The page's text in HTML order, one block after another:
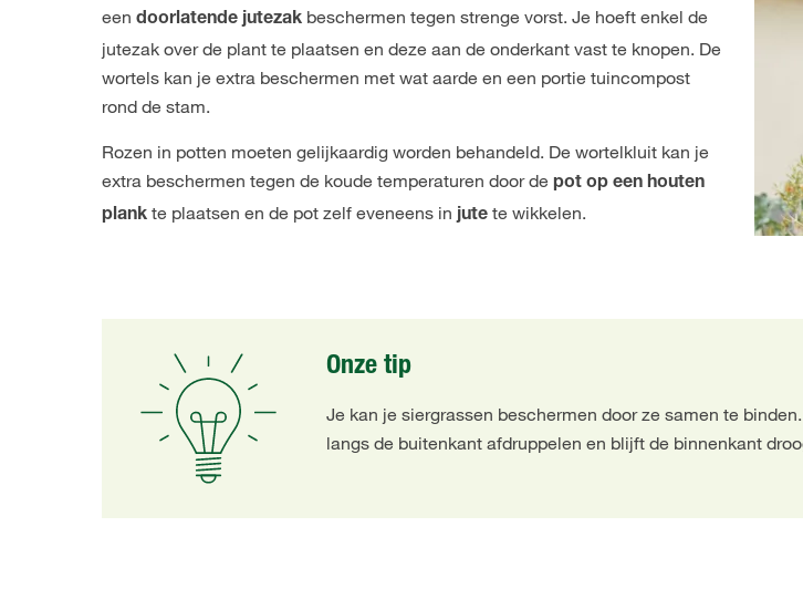
een doorlatende jutezak beschermen tegen strenge vorst. Je hoeft enkel de
jutezak over de plant te plaatsen en deze aan de onderkant vast te knopen. De
wortels kan je extra beschermen met wat aarde en een portie tuincompost
rond de stam.
Rozen in potten moeten gelijkaardig worden behandeld. De wortelkluit kan je
extra beschermen tegen de koude temperaturen door de pot op een houten
plank te plaatsen en de pot zelf eveneens in jute te wikkelen.
Onze tip
Je kan je siergrassen beschermen door ze samen te
langs de buitenkant afdruppelen en blijft de binnenkant